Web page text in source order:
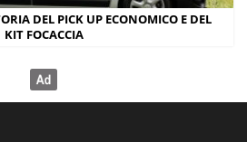
DEL PICK UP ECONOMICO E DEL
KIT FOCACCIA